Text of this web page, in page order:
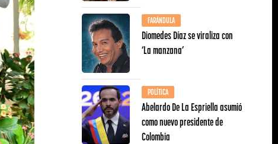
FARÁNDULA
Diomedes Díaz se viraliza con
‘La manzana’
POLÍTICA
Abelardo De La Espriella asumió
como nuevo presidente de
Colombia